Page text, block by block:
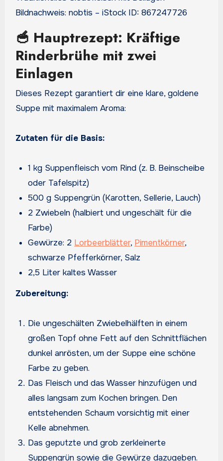
Bildnachweis: nobtis – iStock ID: 867247726
🥣 Hauptrezept: Kräftige
Rinderbrühe mit zwei
Einlagen
Dieses Rezept garantiert dir eine klare, goldene
Suppe mit maximalem Aroma:
Zutaten für die Basis:
1 kg Suppenfleisch vom Rind (z. B. Beinscheibe
oder Tafelspitz)
500 g Suppengrün (Karotten, Sellerie, Lauch)
2 Zwiebeln (halbiert und ungeschält für die
Farbe)
Gewürze: 2 Lorbeerblätter, Pimentkörner,
schwarze Pfefferkörner, Salz
2,5 Liter kaltes Wasser
Zubereitung:
Die ungeschälten Zwiebelhälften in einem
großen Topf ohne Fett auf den Schnittflächen
dunkel anrösten, um der Suppe eine schöne
Farbe zu geben.
Das Fleisch und das Wasser hinzufügen und
alles langsam zum Kochen bringen. Den
entstehenden Schaum vorsichtig mit einer
Kelle abnehmen.
Das geputzte und grob zerkleinerte
Suppengrün sowie die Gewürze dazugeben.